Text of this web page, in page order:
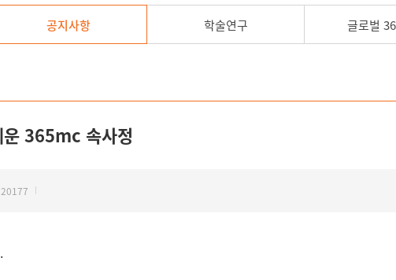
공지사항 학술연구 글로벌
365mc 속사정